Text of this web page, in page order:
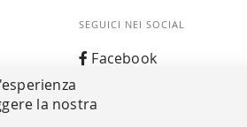
SEGUICI NEI SOCIAL
Facebook
Whatsapp
la nostra